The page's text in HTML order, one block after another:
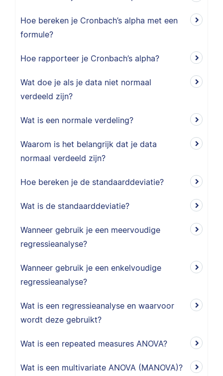
Hoe bereken je Cronbach’s alpha met een
formule?
Hoe rapporteer je Cronbach’s alpha?
Wat doe je als je data niet normaal
verdeeld zijn?
Wat is een normale verdeling?
Waarom is het belangrijk dat je data
normaal verdeeld zijn?
Hoe bereken je de standaarddeviatie?
Wat is de standaarddeviatie?
Wanneer gebruik je een meervoudige
regressieanalyse?
Wanneer gebruik je een enkelvoudige
regressieanalyse?
Wat is een regressieanalyse en waarvoor
wordt deze gebruikt?
Wat is een repeated measures ANOVA?
Wat is een multivariate ANOVA (MANOVA)?